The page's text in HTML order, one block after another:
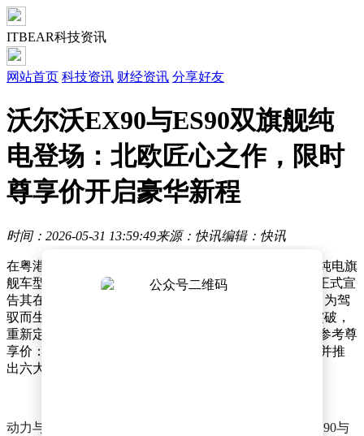
ITBEAR科技资讯
网站首页 科技资讯 财经资讯 分享好友
沃尔沃EX90与ES90双旗舰纯
电登场：北欧匠心之作，限时
尊享价开启豪华新程
时间：2026-05-31 13:59:49来源：快讯编辑：快讯
在粤港澳大湾区国际汽车博览会上，沃尔沃汽车以两款纯电旗
舰车型——北欧豪华纯电SUV EX90与纯电轿车ES90，正式宣
告其在电动化领域的全面进阶。两款新车以“旗舰电动，为驾
驭而生”为核心理念，通过动力、座舱与安全的全方位突破，
重新定义了豪华电动车的价值标准。官方同步公布限时参考尊
享价：EX90起售价45.99万元，ES90起售价38.99万元，并推
出六大专属权益。
动力与底盘的协同调校，成为两款车型的操控精髓。EX90与